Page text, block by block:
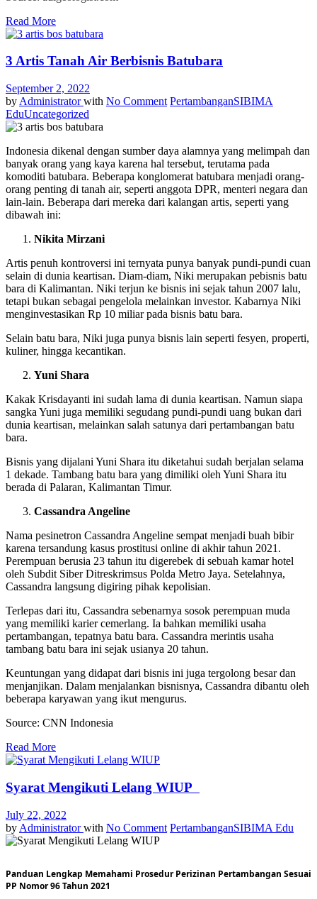
Read More
3 Artis Tanah Air Berbisnis Batubara
September 2, 2022
by Administratorwith No Comment PertambanganSIBIMA
EduUncategorized
Indonesia dikenal dengan sumber daya alamnya yang melimpah dan
banyak orang yang kaya karena hal tersebut, terutama pada
komoditi batubara. Beberapa konglomerat batubara menjadi orang-
orang penting di tanah air, seperti anggota DPR, menteri negara dan
lain-lain. Beberapa dari mereka dari kalangan artis, seperti yang
dibawah ini:
Nikita Mirzani
Artis penuh kontroversi ini ternyata punya banyak pundi-pundi cuan
selain di dunia keartisan. Diam-diam, Niki merupakan pebisnis batu
bara di Kalimantan. Niki terjun ke bisnis ini sejak tahun 2007 lalu,
tetapi bukan sebagai pengelola melainkan investor. Kabarnya Niki
menginvestasikan Rp 10 miliar pada bisnis batu bara.
Selain batu bara, Niki juga punya bisnis lain seperti fesyen, properti,
kuliner, hingga kecantikan.
Yuni Shara
Kakak Krisdayanti ini sudah lama di dunia keartisan. Namun siapa
sangka Yuni juga memiliki segudang pundi-pundi uang bukan dari
dunia keartisan, melainkan salah satunya dari pertambangan batu
bara.
Bisnis yang dijalani Yuni Shara itu diketahui sudah berjalan selama
1 dekade. Tambang batu bara yang dimiliki oleh Yuni Shara itu
berada di Palaran, Kalimantan Timur.
Cassandra Angeline
Nama pesinetron Cassandra Angeline sempat menjadi buah bibir
karena tersandung kasus prostitusi online di akhir tahun 2021.
Perempuan berusia 23 tahun itu digerebek di sebuah kamar hotel
oleh Subdit Siber Ditreskrimsus Polda Metro Jaya. Setelahnya,
Cassandra langsung digiring pihak kepolisian.
Terlepas dari itu, Cassandra sebenarnya sosok perempuan muda
yang memiliki karier cemerlang. Ia bahkan memiliki usaha
pertambangan, tepatnya batu bara. Cassandra merintis usaha
tambang batu bara ini sejak usianya 20 tahun.
Keuntungan yang didapat dari bisnis ini juga tergolong besar dan
menjanjikan. Dalam menjalankan bisnisnya, Cassandra dibantu oleh
beberapa karyawan yang ikut mengurus.
Source: CNN Indonesia
Read More
Syarat Mengikuti Lelang WIUP
July 22, 2022
by Administratorwith No Comment PertambanganSIBIMA Edu
Panduan Lengkap Memahami Prosedur Perizinan Pertambangan Sesuai
PP Nomor 96 Tahun 2021